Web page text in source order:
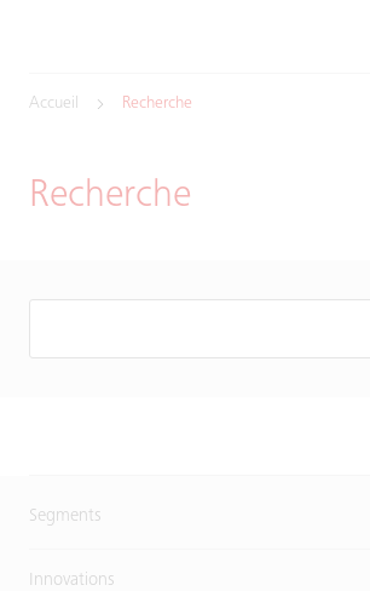
Accueil Recherche
Recherche
Segments
Innovations